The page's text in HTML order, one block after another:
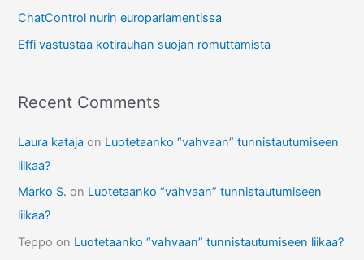
:ChatControl nurin europarlamentissa
Effi vastustaa kotirauhan suojan romuttamista
Recent Comments
Laura kataja on Luotetaanko “vahvaan” tunnistautumiseen
liikaa?
Marko S. on Luotetaanko “vahvaan” tunnistautumiseen
liikaa?
Teppo on Luotetaanko “vahvaan” tunnistautumiseen liikaa?